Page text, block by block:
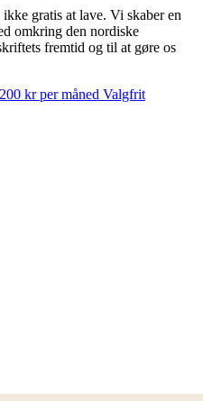
gratis at lave. Vi skaber en
omkring den nordiske
fremtid og til at gøre os
200 kr per måned Valgfrit